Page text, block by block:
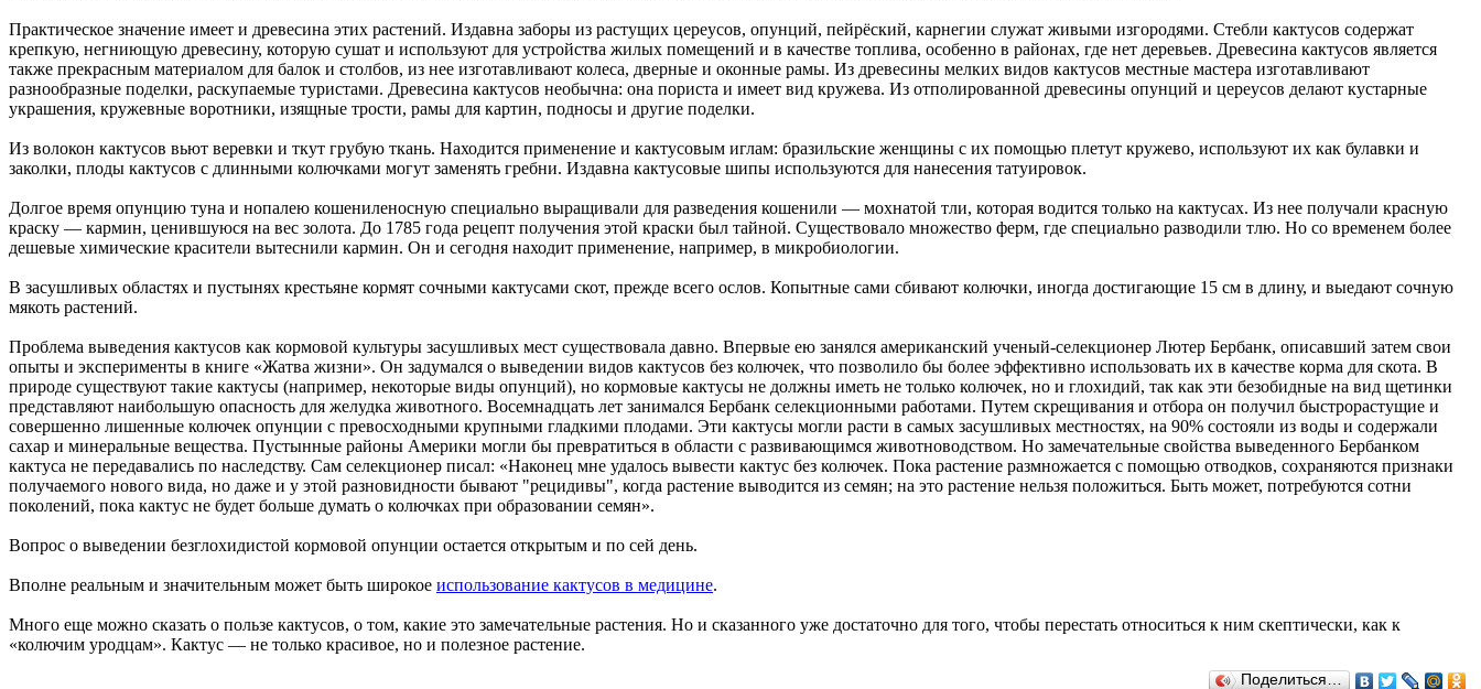
Практическое значение имеет и древесина этих растений. Издавна заборы из растущих цереусов, опунций, пейрёский, карнегии служат живыми изгородями. Стебли кактусов содержат
крепкую, негниющую древесину, которую сушат и используют для устройства жилых помещений и в качестве топлива, особенно в районах, где нет деревьев. Древесина кактусов является
также прекрасным материалом для балок и столбов, из нее изготавливают колеса, дверные и оконные рамы. Из древесины мелких видов кактусов местные мастера изготавливают
разнообразные поделки, раскупаемые туристами. Древесина кактусов необычна: она пориста и имеет вид кружева. Из отполированной древесины опунций и цереусов делают кустарные
украшения, кружевные воротники, изящные трости, рамы для картин, подносы и другие поделки.
Из волокон кактусов вьют веревки и ткут грубую ткань. Находится применение и кактусовым иглам: бразильские женщины с их помощью плетут кружево, используют их как булавки и
заколки, плоды кактусов с длинными колючками могут заменять гребни. Издавна кактусовые шипы используются для нанесения татуировок.
Долгое время опунцию туна и нопалею кошениленосную специально выращивали для разведения кошенили — мохнатой тли, которая водится только на кактусах. Из нее получали красную
краску — кармин, ценившуюся на вес золота. До 1785 года рецепт получения этой краски был тайной. Существовало множество ферм, где специально разводили тлю. Но со временем более
дешевые химические красители вытеснили кармин. Он и сегодня находит применение, например, в микробиологии.
В засушливых областях и пустынях крестьяне кормят сочными кактусами скот, прежде всего ослов. Копытные сами сбивают колючки, иногда достигающие 15 см в длину, и выедают сочную
мякоть растений.
Проблема выведения кактусов как кормовой культуры засушливых мест существовала давно. Впервые ею занялся американский ученый-селекционер Лютер Бербанк, описавший затем свои
опыты и эксперименты в книге «Жатва жизни». Он задумался о выведении видов кактусов без колючек, что позволило бы более эффективно использовать их в качестве корма для скота. В
природе существуют такие кактусы (например, некоторые виды опунций), но кормовые кактусы не должны иметь не только колючек, но и глохидий, так как эти безобидные на вид щетинки
представляют наибольшую опасность для желудка животного. Восемнадцать лет занимался Бербанк селекционными работами. Путем скрещивания и отбора он получил быстрорастущие и
совершенно лишенные колючек опунции с превосходными крупными гладкими плодами. Эти кактусы могли расти в самых засушливых местностях, на 90% состояли из воды и содержали
сахар и минеральные вещества. Пустынные районы Америки могли бы превратиться в области с развивающимся животноводством. Но замечательные свойства выведенного Бербанком
кактуса не передавались по наследству. Сам селекционер писал: «Наконец мне удалось вывести кактус без колючек. Пока растение размножается с помощью отводков, сохраняются признаки
получаемого нового вида, но даже и у этой разновидности бывают "рецидивы", когда растение выводится из семян; на это растение нельзя положиться. Быть может, потребуются сотни
поколений, пока кактус не будет больше думать о колючках при образовании семян».
Вопрос о выведении безглохидистой кормовой опунции остается открытым и по сей день.
Вполне реальным и значительным может быть широкое использование кактусов в медицине.
Много еще можно сказать о пользе кактусов, о том, какие это замечательные растения. Но и сказанного уже достаточно для того, чтобы перестать относиться к ним скептически, как к
«колючим уродцам». Кактус — не только красивое, но и полезное растение.
Поделиться…